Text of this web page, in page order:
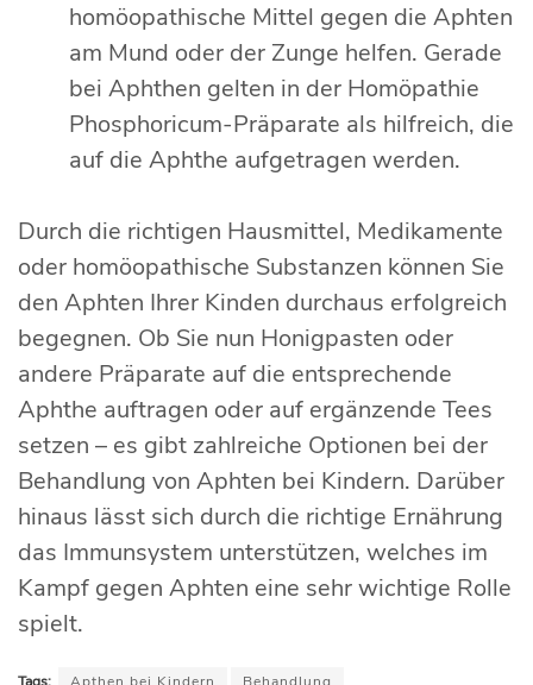
homöopathische Mittel gegen die Aphten
am Mund oder der Zunge helfen. Gerade
bei Aphthen gelten in der Homöpathie
Phosphoricum-Präparate als hilfreich, die
auf die Aphthe aufgetragen werden.
Durch die richtigen Hausmittel, Medikamente
oder homöopathische Substanzen können Sie
den Aphten Ihrer Kinden durchaus erfolgreich
begegnen. Ob Sie nun Honigpasten oder
andere Präparate auf die entsprechende
Aphthe auftragen oder auf ergänzende Tees
setzen – es gibt zahlreiche Optionen bei der
Behandlung von Aphten bei Kindern. Darüber
hinaus lässt sich durch die richtige Ernährung
das Immunsystem unterstützen, welches im
Kampf gegen Aphten eine sehr wichtige Rolle
spielt.